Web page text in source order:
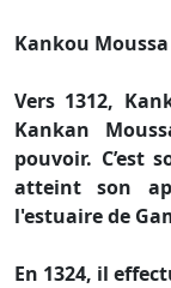
Kankou Moussa
Vers 1312,
Kankan
pouvoir. C’est
atteint son
l'estuaire de
En 1324, il